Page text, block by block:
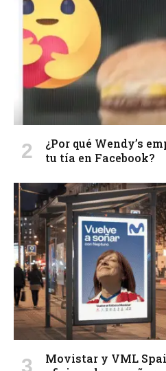
¿Por qué Wendy’s
tu tía en Facebook?
Movistar y VML